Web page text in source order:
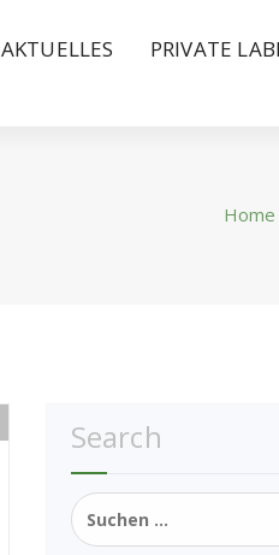
AKTUELLES PRIVATE
Home
Search
Suchen
nach: